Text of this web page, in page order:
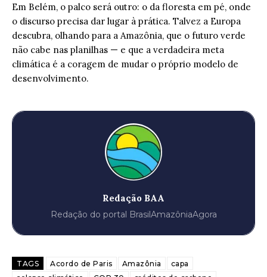
Em Belém, o palco será outro: o da floresta em pé, onde
o discurso precisa dar lugar à prática. Talvez a Europa
descubra, olhando para a Amazônia, que o futuro verde
não cabe nas planilhas — e que a verdadeira meta
climática é a coragem de mudar o próprio modelo de
desenvolvimento.
Redação BAA
Redação do portal BrasilAmazôniaAgora
TAGS Acordo de Paris Amazônia
capa